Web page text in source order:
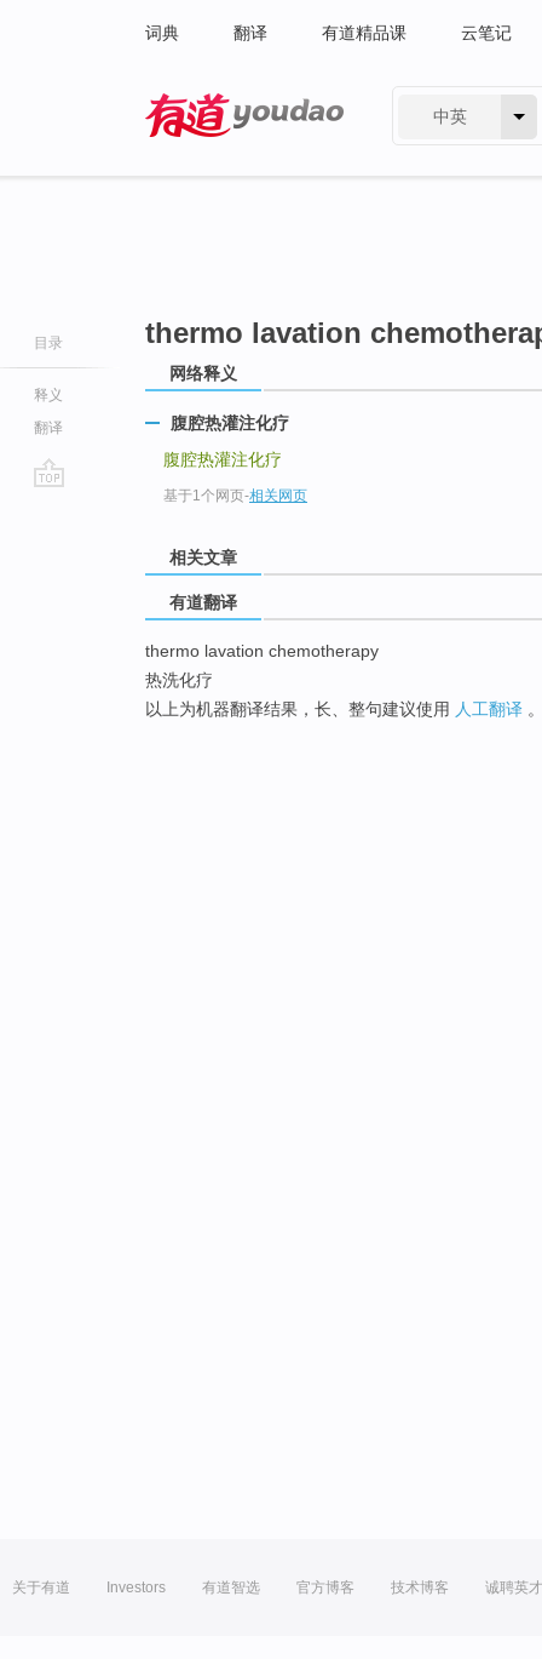
词典 翻译 有道精品课 云笔记
中英
目录
释义
翻译
thermo lavation
网络释义
腹腔热灌注化疗
腹腔热灌注化疗
基于1个网页-相关网页
相关文章
有道翻译
thermo lavation chemotherapy
热洗化疗
以上为机器翻译结果，长、整句建议使用 人工翻译
关于有道 Investors 有道智选 官方博客 技术博客 诚聘英才